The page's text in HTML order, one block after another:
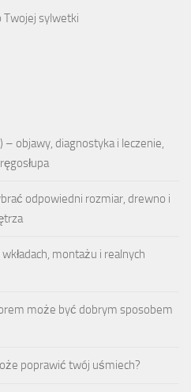
Twojej sylwetki
objawy, diagnostyka i leczenie,
odpowiedni rozmiar, drewno i
montażu i realnych
może być dobrym sposobem
poprawić twój uśmiech?